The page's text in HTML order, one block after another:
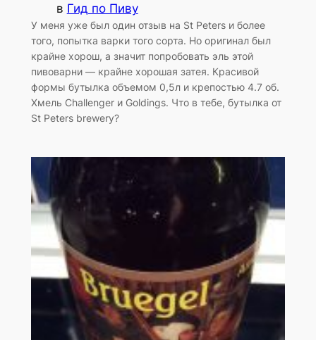
в Гид по Пиву
У меня уже был один отзыв на St Peters и более
того, попытка варки того сорта. Но оригинал был
крайне хорош, а значит попробовать эль этой
пивоварни — крайне хорошая затея. Красивой
формы бутылка объемом 0,5л и крепостью 4.7 об.
Хмель Challenger и Goldings. Что в тебе, бутылка от
St Peters brewery?